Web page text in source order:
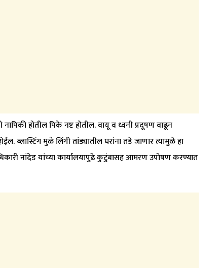
होतील पिके नष्ट होतील. वायू व ध्वनी प्रदूषण वाढून
ब्लास्टिंग मुळे लिंगी तांड्यातील घरांना तडे जाणार त्यामुळे हा
नांदेड यांच्या कार्यालयापुढे कुटुंबासह आमरण उपोषण करण्यात